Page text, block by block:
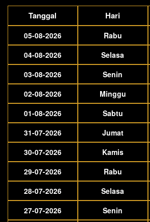
Tanggal Hari
05-08-2026 Rabu
04-08-2026
Selasa
03-08-2026
Senin
02-08-2026
Minggu
01-08-2026
Sabtu
31-07-2026
Jumat
30-07-2026
Kamis
29-07-2026
Rabu
28-07-2026
Selasa
27-07-2026
Senin